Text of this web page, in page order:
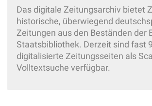
Das digitale Zeitungsarchiv bietet
historische, überwiegend
Zeitungen aus den Beständen der
Staatsbibliothek. Derzeit sind fast
digitalisierte Zeitungsseiten als
Volltextsuche verfügbar.